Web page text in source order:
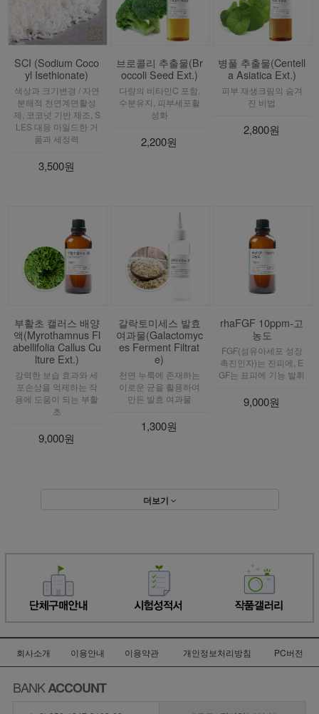
SCI (Sodium Coco
색상과 크기변경 / 자연
분해적 천연계면활성
제, 코코넛 기반 제조, S
LES 대응 마일드한 거
품과 세정력
3,500원
브로콜리 추출물(Br
다량의 비타민C 포함,
수분유지, 피부세포활
성화
2,200원
병풀 추출물(Centell
피부 재생크림의 숨겨
진 비법
2,800원
부활초 캘러스 배양
abellifolia Callus Cu
lture Ext.)
강력한 보습 효과와 세
포손상을 억제하는 작
용에 도움이 되는 부활
초
9,000원
es Ferment Filtrat
e)
천연 누룩에 존재하는
이로운 균을 활용하여
만든 발효 여과물
1,300원
rhaFGF 10ppm-고
FGF(섬유아세포 성장
촉진인자)는 진피에, E
GF는 표피에 기능 발휘
9,000원
BANKACCOUNT
농협 356-1347-2102-23